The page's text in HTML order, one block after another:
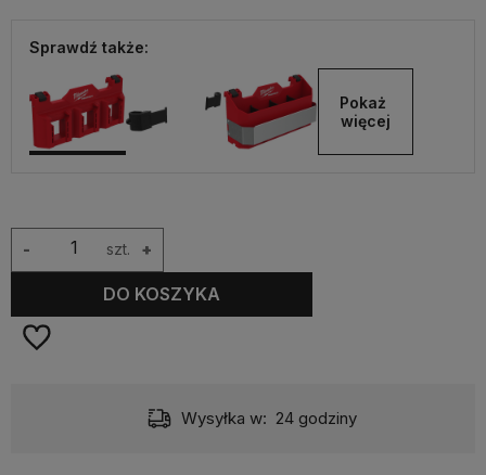
Sprawdź także:
Pokaż
więcej
szt. +
-
DO KOSZYKA
Wysyłka w: 24 godziny